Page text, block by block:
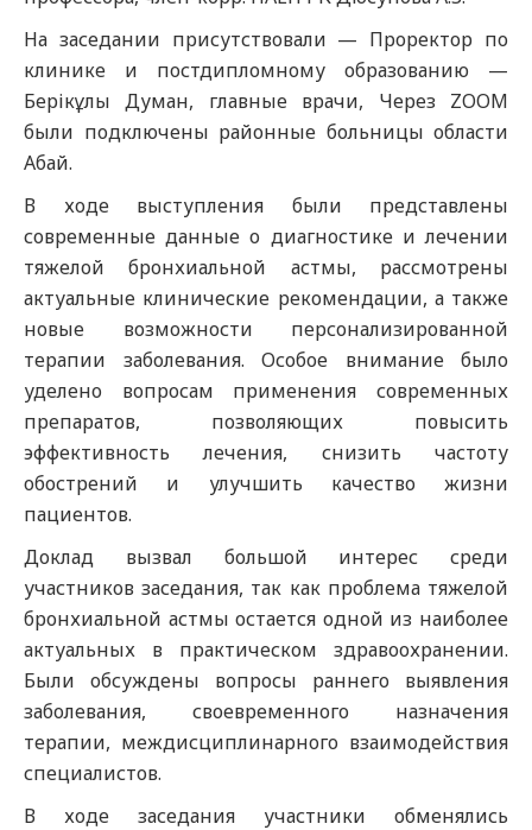
На заседании присутствовали — Проректор по
клинике и постдипломному образованию —
Берікұлы Думан, главные врачи, Через ZOOM
были подключены районные больницы области
Абай.
В ходе выступления были представлены
современные данные о диагностике и лечении
тяжелой бронхиальной астмы, рассмотрены
актуальные клинические рекомендации, а также
новые возможности персонализированной
терапии заболевания. Особое внимание было
уделено вопросам применения современных
препаратов, позволяющих повысить
эффективность лечения, снизить частоту
обострений и улучшить качество жизни
пациентов.
Доклад вызвал большой интерес среди
участников заседания, так как проблема тяжелой
бронхиальной астмы остается одной из наиболее
актуальных в практическом здравоохранении.
Были обсуждены вопросы раннего выявления
заболевания, своевременного назначения
терапии, междисциплинарного взаимодействия
специалистов.
В ходе заседания участники обменялись